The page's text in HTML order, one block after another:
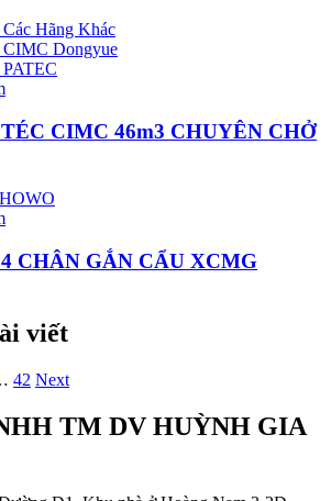
Hãng Khác
CIMC Dongyue
CIMC 46m3 CHUYÊN CHỞ
CHÂN GẮN CẨU XCMG
viết
42 Next
TM DV HUỲNH GIA